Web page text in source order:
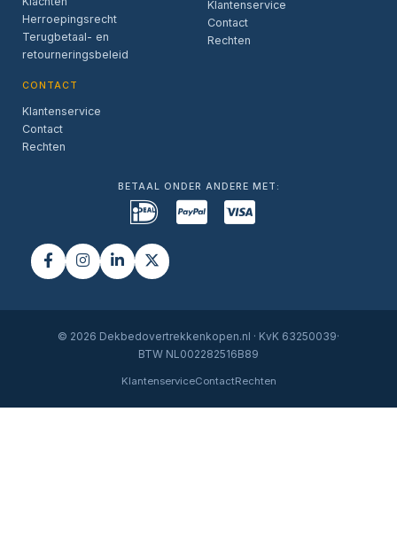
Herroepingsrecht
Terugbetaal- en
retourneringsbeleid
CONTACT
Klantenservice
Contact
Rechten
Klantenservice
Contact
Rechten
BETAAL ONDER ANDERE MET:
© 2026 Dekbedovertrekkenkopen.nl · KvK 63250039·
BTW NL002282516B89
KlantenserviceContactRechten